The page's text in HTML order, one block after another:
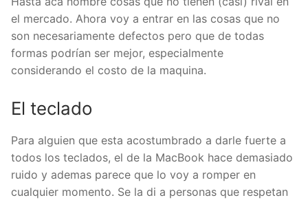
el mercado. Ahora voy a entrar en las cosas que no
son necesariamente defectos pero que de todas
formas podrían ser mejor, especialmente
considerando el costo de la maquina.
El teclado
Para alguien que esta acostumbrado a darle fuerte a
todos los teclados, el de la MacBook hace demasiado
ruido y ademas parece que lo voy a romper en
cualquier momento. Se la di a personas que respetan